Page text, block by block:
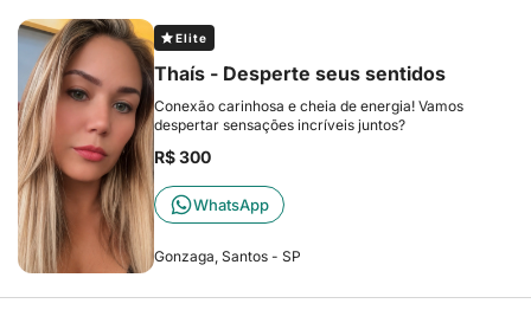
Elite
Thaís - Desperte seus sentidos
Conexão carinhosa e cheia de energia! Vamos
despertar sensações incríveis juntos?
R$ 300
WhatsApp
Gonzaga, Santos - SP